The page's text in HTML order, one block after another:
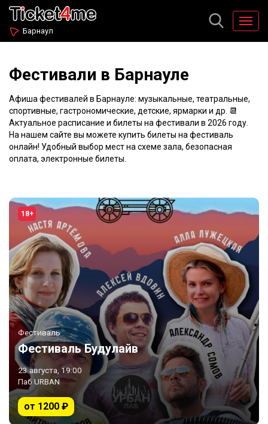
Барнаул
Фестивали в Барнауле
Афиша фестивалей в Барнауле: музыкальные, театральные,
спортивные, гастрономические, детские, ярмарки и др. 📆
Актуальное расписание и билеты на фестивали в 2026 году.
На нашем сайте вы можете купить билеты на фестиваль
онлайн! Удобный выбор мест на схеме зала, безопасная
оплата, электронные билеты.
18+
Фестиваль
Фестиваль Будулайв
23 августа, 19:00
Паб URBAN
от 1200 ₽